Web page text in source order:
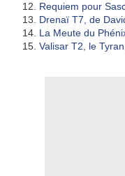
Requiem pour
Drenaï T7, de
La Meute du
Valisar T2, le